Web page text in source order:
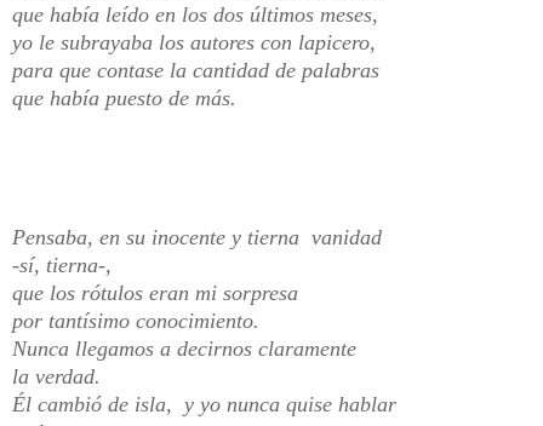
que había leído en los dos últimos meses,
yo le subrayaba los autores con lapicero,
para que contase la cantidad de palabras
que había puesto de más.
Pensaba, en su inocente y tierna vanidad
-sí, tierna-,
que los rótulos eran mi sorpresa
por tantísimo conocimiento.
Nunca llegamos a decirnos claramente
la verdad.
Él cambió de isla, y yo nunca quise hablar